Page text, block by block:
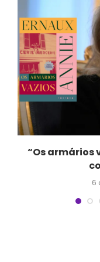
“Os armários
6